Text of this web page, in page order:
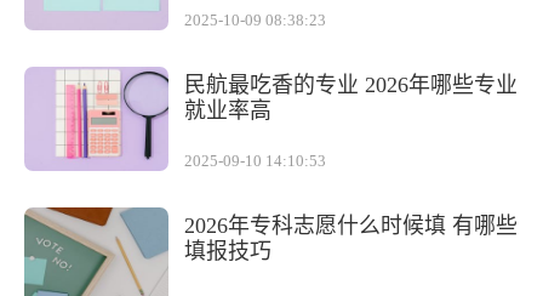
2025-10-09 08:38:23
民航最吃香的专业 2026年哪些专业
就业率高
2025-09-10 14:10:53
2026年专科志愿什么时候填 有哪些
填报技巧